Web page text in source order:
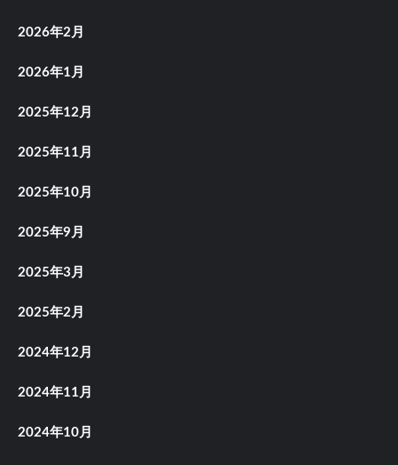
2026年2月
2026年1月
2025年12月
2025年11月
2025年10月
2025年9月
2025年3月
2025年2月
2024年12月
2024年11月
2024年10月